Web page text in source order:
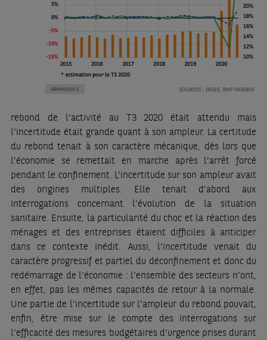
rebond de l’activité au T3 2020 était attendu mais
l’incertitude était grande quant à son ampleur. La certitude
du rebond tenait à son caractère mécanique, dès lors que
l’économie se remettait en marche après l’arrêt forcé
pendant le confinement. L’incertitude sur son ampleur avait
des origines multiples. Elle tenait d’abord aux
interrogations concernant l’évolution de la situation
sanitaire. Ensuite, la particularité du choc et la réaction des
ménages et des entreprises étaient difficiles à anticiper
dans ce contexte inédit. Aussi, l’incertitude venait du
caractère progressif et partiel du déconfinement et donc du
redémarrage de l’économie : l’ensemble des secteurs n’ont,
en effet, pas les mêmes capacités de retour à la normale.
Une partie de l’incertitude sur l’ampleur du rebond pouvait,
enfin, être mise sur le compte des interrogations sur
l’efficacité des mesures budgétaires d’urgence prises durant